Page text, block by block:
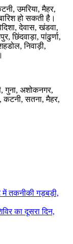
उमरिया, मैहर,
हो सकती है।
देवास, खंडवा,
छिंदवाड़ा, पांढुर्णा,
निवाड़ी,
गुना, अशोकनगर,
कटनी, सतना, मैहर,
में तकनीकी गड़बड़ी,
का दूसरा दिन,